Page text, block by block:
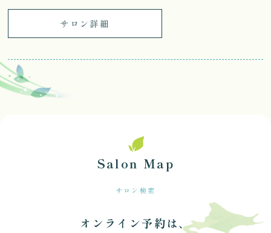
サロン詳細
Salon Map
サロン検索
オンライン予約は、